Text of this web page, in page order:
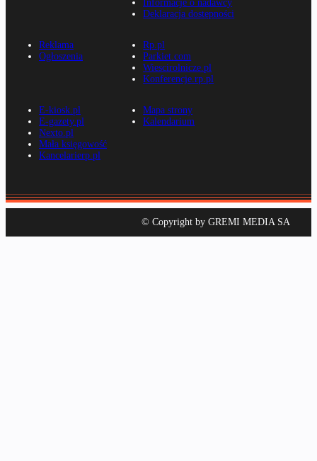
Informacje o nadawcy
Deklaracja dostępności
Reklama
Ogłoszenia
Rp.pl
Parkiet.com
Wiescirolnicze.pl
Konferencje.rp.pl
E-kiosk.pl
E-gazety.pl
Nexto.pl
Mała księgowość
Kancelarierp.pl
Mapa strony
Kalendarium
© Copyright by GREMI MEDIA SA